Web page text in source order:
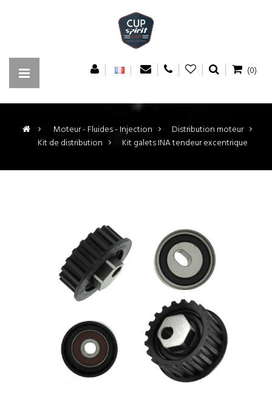
(0)
> Moteur - Fluides - Injection >
Distribution moteur
Kit de distribution > Kit galets INA tendeur excentrique